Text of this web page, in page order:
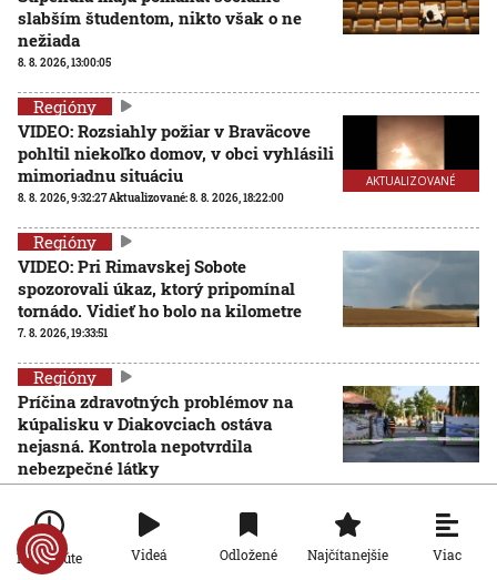
slabším študentom, nikto však o ne
nežiada
8. 8. 2026, 13:00:05
AKTUALIZOVANÉ
Regióny
VIDEO: Rozsiahly požiar v Braväcove
pohltil niekoľko domov, v obci vyhlásili
mimoriadnu situáciu
8. 8. 2026, 9:32:27 Aktualizované:8. 8. 2026, 18:22:00
Regióny
VIDEO: Pri Rimavskej Sobote
spozorovali úkaz, ktorý pripomínal
tornádo. Vidieť ho bolo na kilometre
7. 8. 2026, 19:33:51
Regióny
Príčina zdravotných problémov na
kúpalisku v Diakovciach ostáva
nejasná. Kontrola nepotvrdila
nebezpečné látky
Regióny
Požiar v Slovnafte: V bratislavskej
Po minúte Videá Odložené Najčítanejšie Viac